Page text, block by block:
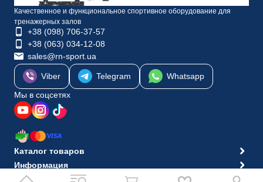
Качественное и функциональное спортивное оборудование для
тренажерных залов
+38 (098) 706-37-57
+38 (063) 034-12-08
sales@rn-sport.ua
Viber Telegram
Whatsapp
Мы в соцсетях
Каталог товаров
Информация
© 2010-2026 Интернет-магазин RN-Sport